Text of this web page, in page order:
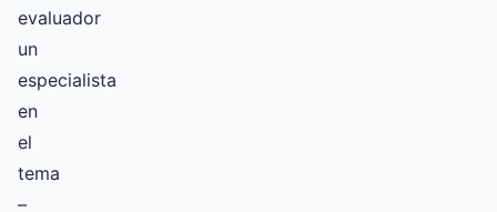
evaluador
un
especialista
en
el
tema
–